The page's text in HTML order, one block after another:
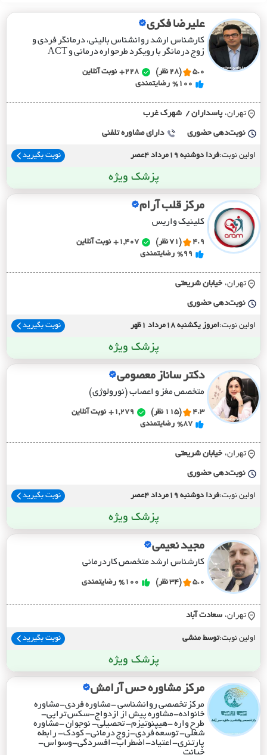
علیرضا فکری
کارشناس ارشد روانشناس بالینی، درمانگر فردی و
زوج درمانگر با رویکرد طرحواره درمانی و ACT
5.0 (28 نظر) 228+
نوبت آنلاین
%100 رضایتمندی
تهران، پاسداران / شهرک غرب
نوبت‌دهی حضوری دارای مشاوره تلفنی
اولین نوبت:فردا دوشنبه 19مرداد 4عصر نوبت بگیرید
پزشک ویژه
مرکز قلب آرام
کلینیک واریس
4.9 (71 نظر) 1,407+
نوبت آنلاین
%99 رضایتمندی
تهران، خيابان شريعتي
نوبت‌دهی حضوری
اولین نوبت:امروز یکشنبه 18مرداد 1ظهر نوبت بگیرید
پزشک ویژه
دکتر ساناز معصومی
متخصص مغز و اعصاب (نورولوژی)
4.3 (115 نظر) 1,279+
نوبت آنلاین
%87 رضایتمندی
تهران، خيابان شريعتي
نوبت‌دهی حضوری
اولین نوبت:فردا دوشنبه 19مرداد 4عصر نوبت بگیرید
پزشک ویژه
مجید نعیمی
کارشناس ارشد متخصص کاردرمانی
5.0 (34 نظر) %100 رضایتمندی
تهران، سعادت آباد
اولین نوبت:توسط منشی نوبت بگیرید
پزشک ویژه
مرکز مشاوره حس آرامش
مرکز تخصصی روانشناسی -مشاوره فردی-مشاوره
خانواده-مشاوره پیش از ازدواج-سکس تراپی-
طرح واره -هیپنوتیزم- تحصیلی- نوجوان -مشاوره
شغلی- توسعه فردی-زوج درمانی- کود‌ک- رابطه
پارتنری-اعتیاد-اضطراب-افسردگی-وسواس-
خیانت